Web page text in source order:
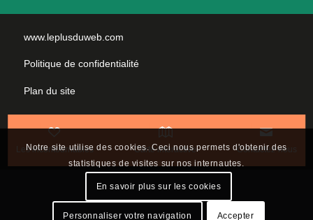
Les incontournables Carte interactive Contactez-nous
www.leplusduweb.com
Politique de confidentialité
Plan du site
Mentions légales
Nous contacter
Notre site utilise des cookies. Ceci nous permets d'obtenir des
statistiques de visites sur nos internautes.
En savoir plus sur les cookies
Personnaliser votre navigation Accepter